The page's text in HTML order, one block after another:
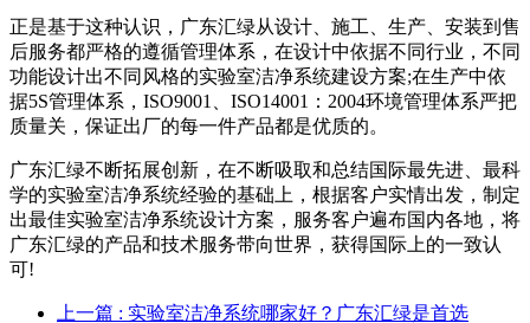
正是基于这种认识，广东汇绿从设计、施工、生产、安装到售
后服务都严格的遵循管理体系，在设计中依据不同行业，不同
功能设计出不同风格的实验室洁净系统建设方案;在生产中依
据5S管理体系，ISO9001、ISO14001：2004环境管理体系严把
质量关，保证出厂的每一件产品都是优质的。
广东汇绿不断拓展创新，在不断吸取和总结国际最先进、最科
学的实验室洁净系统经验的基础上，根据客户实情出发，制定
出最佳实验室洁净系统设计方案，服务客户遍布国内各地，将
广东汇绿的产品和技术服务带向世界，获得国际上的一致认
可!
上一篇 : 实验室洁净系统哪家好？广东汇绿是首选